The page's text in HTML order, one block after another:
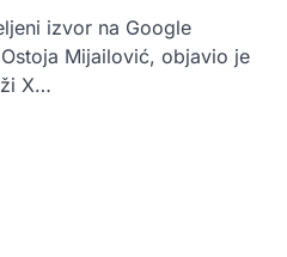
izvor na Google
Mijailović, objavio je
X…